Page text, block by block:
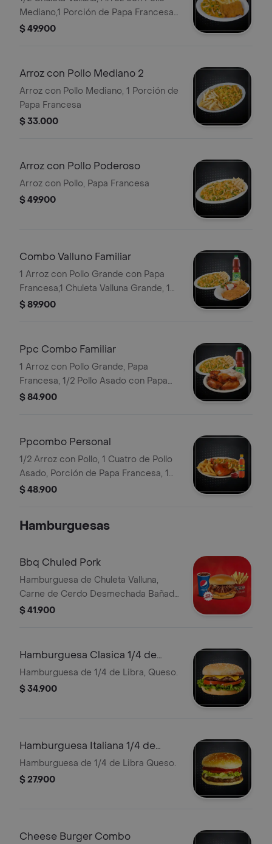
Mediano,1 Porción de Papa Francesa,
1 Bebida Personal
$ 49.900
Arroz con Pollo Mediano 2
Arroz con Pollo Mediano, 1 Porción de
Papa Francesa
$ 33.000
Arroz con Pollo Poderoso
Arroz con Pollo, Papa Francesa
$ 49.900
Combo Valluno Familiar
1 Arroz con Pollo Grande con Papa
Francesa,1 Chuleta Valluna Grande, 1
Bebida 1.5
$ 89.900
Ppc Combo Familiar
1 Arroz con Pollo Grande, Papa
Francesa, 1/2 Pollo Asado con Papa
Salada (2 Un), 1 Bebida 1.5 o Mr. Tea
$ 84.900
Ppcombo Personal
1/2 Arroz con Pollo, 1 Cuatro de Pollo
Asado, Porción de Papa Francesa, 1
Bebida Personal
$ 48.900
Hamburguesas
Bbq Chuled Pork
Hamburguesa de Chuleta Valluna,
Carne de Cerdo Desmechada Bañada
en Salsa BBQ de la Casa, Lechuga,
$ 41.900
Hamburguesa Clasica 1/4 de
Libra
Hamburguesa de 1/4 de Libra, Queso.
$ 34.900
Hamburguesa Italiana 1/4 de
Libra
Hamburguesa de 1/4 de Libra Queso.
$ 27.900
Cheese Burger Combo